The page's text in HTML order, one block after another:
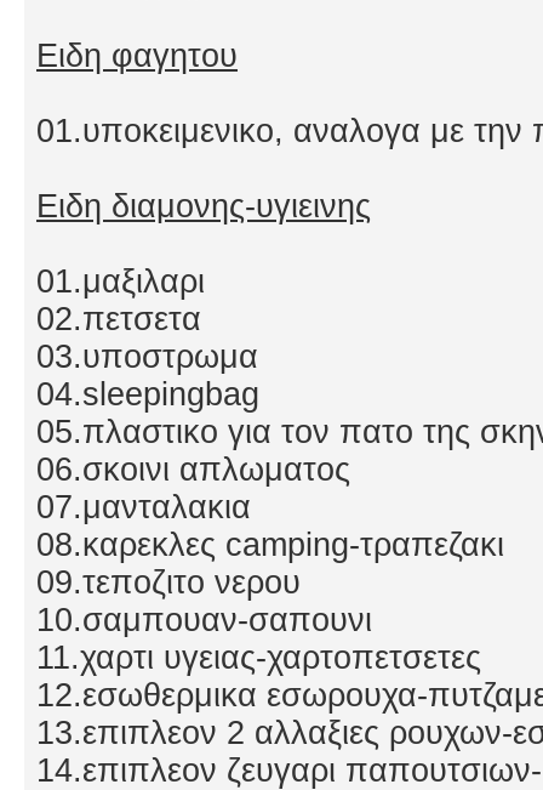
Ειδη φαγητου
01.υποκειμενικο, αναλογα με την
Ειδη διαμονης-υγιεινης
01.μαξιλαρι
02.πετσετα
03.υποστρωμα
04.sleepingbag
05.πλαστικο για τον πατο της
06.σκοινι απλωματος
07.μανταλακια
08.καρεκλες camping-τραπεζακι
09.τεποζιτο νερου
10.σαμπουαν-σαπουνι
11.χαρτι υγειας-χαρτοπετσετες
12.εσωθερμικα εσωρουχα-
13.επιπλεον 2 αλλαξιες ρουχων-
14.επιπλεον ζευγαρι